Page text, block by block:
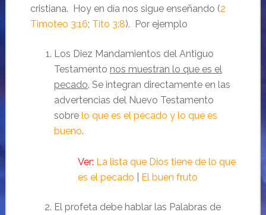
cristiana. Hoy en día nos sigue enseñando (2
Timoteo 3:16; Tito 3:8). Por ejemplo
Los Diez Mandamientos del Antiguo
Testamento nos muestran lo que es el
pecado. Se integran directamente en las
advertencias del Nuevo Testamento
sobre lo que es el pecado y lo que es
bueno.
Ver: La lista que Dios tiene de lo que
es el pecado
El buen fruto
El profeta debe hablar las Palabras de